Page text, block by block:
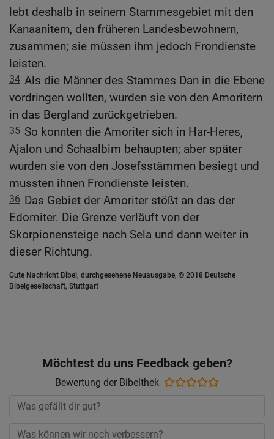
lebt deshalb in seinem Stammesgebiet mit den
Kanaanitern, den früheren Landesbewohnern,
zusammen; sie müssen ihm jedoch Frondienste
leisten.
34 Als die Männer des Stammes Dan in die Ebene
vordringen wollten, wurden sie von den Amoritern
in das Bergland zurückgetrieben.
35 So konnten die Amoriter sich in Har-Heres,
Ajalon und Schaalbim behaupten; aber später
wurden sie von den Josefsstämmen besiegt und
mussten ihnen Frondienste leisten.
36 Das Gebiet der Amoriter stößt an das der
Edomiter. Die Grenze verläuft von der
Skorpionensteige nach Sela und dann weiter in
dieser Richtung.
Gute Nachricht Bibel, durchgesehene Neuausgabe, © 2018 Deutsche
Bibelgesellschaft, Stuttgart
Möchtest du uns Feedback geben?
Bewertung der Bibelthek